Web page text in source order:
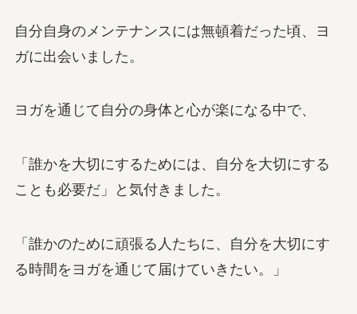
自分自身のメンテナンスには無頓着だった頃、ヨ
ガに出会いました。
ヨガを通じて自分の身体と心が楽になる中で、
「誰かを大切にするためには、自分を大切にする
ことも必要だ」と気付きました。
「誰かのために頑張る人たちに、自分を大切にす
る時間をヨガを通じて届けていきたい。」